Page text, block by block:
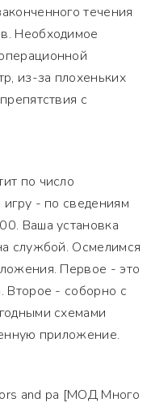
течения
Необходимое
из-за плохеньких
с
по число
игру - по сведениям
Ваша установка
службой. Осмелимся
Первое - это
Второе - соборно с
схемами
приложение.
and pa [МОД Много